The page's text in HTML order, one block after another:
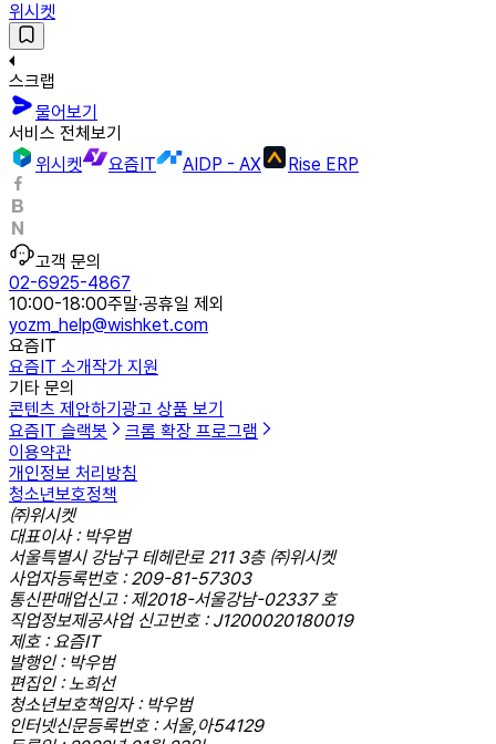
위시켓
스크랩
물어보기
서비스 전체보기
위시켓
요즘IT AIDP - AX Rise ERP
고객 문의
02-6925-4867
10:00-18:00주말·공휴일 제외
yozm_help@wishket.com
요즘IT
요즘IT 소개작가 지원
기타 문의
콘텐츠 제안하기 광고 상품 보기
요즘IT 슬랙봇
크롬 확장 프로그램
이용약관
개인정보 처리방침
청소년보호정책
㈜위시켓
대표이사 : 박우범
서울특별시 강남구 테헤란로 211 3층 ㈜위시켓
사업자등록번호 : 209-81-57303
통신판매업신고 : 제2018-서울강남-02337 호
직업정보제공사업 신고번호 : J1200020180019
제호 : 요즘IT
발행인 : 박우범
편집인 : 노희선
청소년보호책임자 : 박우범
인터넷신문등록번호 : 서울,아54129